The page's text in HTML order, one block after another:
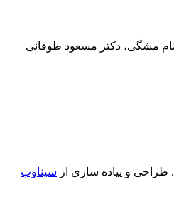
مشگی، دکتر مسعود طوقانی
طراحی و پیاده سازی از سیناوب